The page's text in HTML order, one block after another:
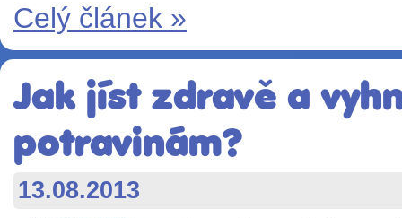
Celý článek »
Jak jíst zdravě a
potravinám?
13.08.2013